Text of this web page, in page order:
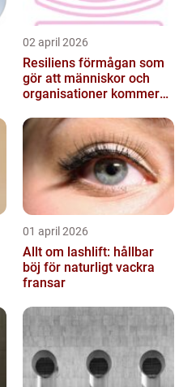
02 april 2026
Resiliens förmågan som
gör att människor och
organisationer kommer
01 april 2026
Allt om lashlift: hållbar
böj för naturligt vackra
fransar